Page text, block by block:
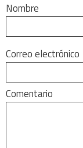
Nombre
Correo electrónico
Comentario